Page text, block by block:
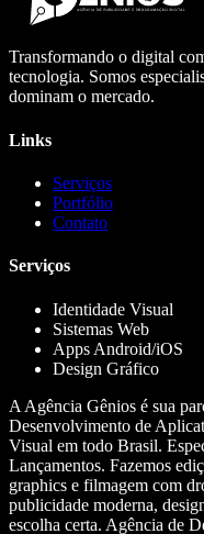
Transformando o digital
tecnologia. Somos
dominam o mercado.
Links
Serviços
Portfólio
Contato
Serviços
Identidade Visual
Sistemas Web
Apps Android/iOS
Design Gráfico
A Agência Gênios é sua
Desenvolvimento de
Visual em todo Brasil.
Lançamentos. Fazemos
graphics e filmagem com
publicidade moderna,
escolha certa. Agência de